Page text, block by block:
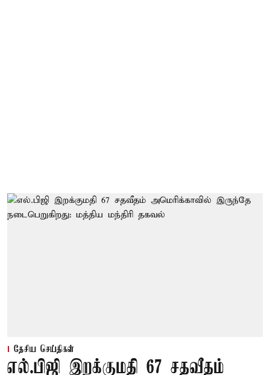
தேசிய செய்திகள்
எல்.பிஜி இறக்குமதி 67 சதவீதம்